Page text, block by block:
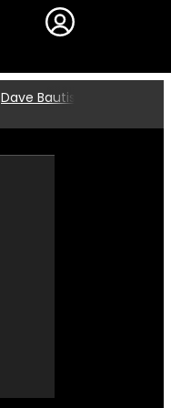
Dave Bautista